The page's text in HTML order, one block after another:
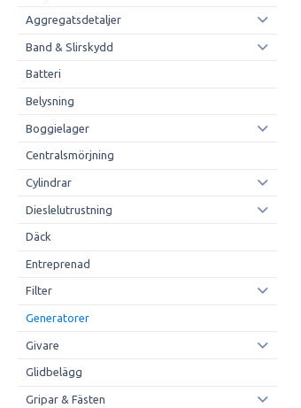
Aggregatsdetaljer
Band & Slirskydd
Batteri
Belysning
Boggielager
Centralsmörjning
Cylindrar
Dieslelutrustning
Däck
Entreprenad
Filter
Generatorer
Givare
Glidbelägg
Gripar & Fästen